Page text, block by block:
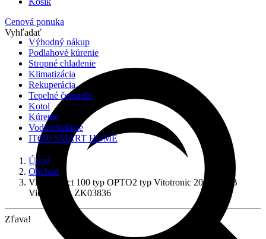
Cenová ponuka
Vyhľadať
Výhodný nákup
Podlahové kúrenie
Stropné chladenie
Klimatizácia
Rekuperácia
Tepelné čerpadlo
Kotol
Kúrenie
Vodoinštalácie
IT600 SMART HOME
Úvod
Obchod
Vitoconnect 100 typ OPTO2 typ Vitotronic 200 KW6B
Viessmann, ZK03836
Zľava!